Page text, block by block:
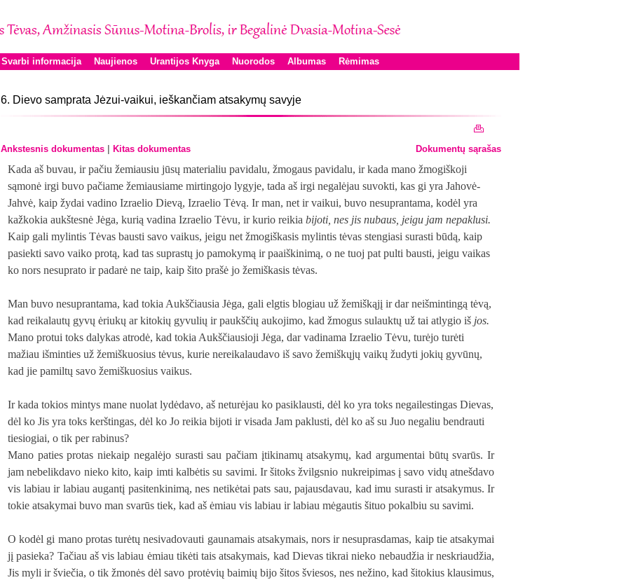
Svarbi informacija Naujienos Urantijos Knyga Nuorodos Albumas Rėmimas
6. Dievo samprata Jėzui-vaikui, ieškančiam atsakymų savyje
Ankstesnis dokumentas | Kitas dokumentas Dokumentų sąrašas
Kada aš buvau, ir pačiu žemiausiu jūsų materialiu pavidalu, žmogaus pavidalu, ir kada mano žmogiškoji
sąmonė irgi buvo pačiame žemiausiame mirtingojo lygyje, tada aš irgi negalėjau suvokti, kas gi yra Jahovė-
Jahvė, kaip žydai vadino Izraelio Dievą, Izraelio Tėvą. Ir man, net ir vaikui, buvo nesuprantama, kodėl yra
kažkokia aukštesnė Jėga, kurią vadina Izraelio Tėvu, ir kurio reikia bijoti, nes jis nubaus, jeigu jam nepaklusi.
Kaip gali mylintis Tėvas bausti savo vaikus, jeigu net žmogiškasis mylintis tėvas stengiasi surasti būdą, kaip
pasiekti savo vaiko protą, kad tas suprastų jo pamokymą ir paaiškinimą, o ne tuoj pat pulti bausti, jeigu vaikas
ko nors nesuprato ir padarė ne taip, kaip šito prašė jo žemiškasis tėvas.
Man buvo nesuprantama, kad tokia Aukščiausia Jėga, gali elgtis blogiau už žemiškąjį ir dar neišmintingą tėvą,
kad reikalautų gyvų ėriukų ar kitokių gyvulių ir paukščių aukojimo, kad žmogus sulauktų už tai atlygio iš jos.
Mano protui toks dalykas atrodė, kad tokia Aukščiausioji Jėga, dar vadinama Izraelio Tėvu, turėjo turėti
mažiau išminties už žemiškuosius tėvus, kurie nereikalaudavo iš savo žemiškųjų vaikų žudyti jokių gyvūnų,
kad jie pamiltų savo žemiškuosius vaikus.
Ir kada tokios mintys mane nuolat lydėdavo, aš neturėjau ko pasiklausti, dėl ko yra toks negailestingas Dievas,
dėl ko Jis yra toks kerštingas, dėl ko Jo reikia bijoti ir visada Jam paklusti, dėl ko aš su Juo negaliu bendrauti
tiesiogiai, o tik per rabinus?
Mano paties protas niekaip negalėjo surasti sau pačiam įtikinamų atsakymų, kad argumentai būtų svarūs. Ir
jam nebelikdavo nieko kito, kaip imti kalbėtis su savimi. Ir šitoks žvilgsnio nukreipimas į savo vidų atnešdavo
vis labiau ir labiau augantį pasitenkinimą, nes netikėtai pats sau, pajausdavau, kad imu surasti ir atsakymus. Ir
tokie atsakymai buvo man svarūs tiek, kad aš ėmiau vis labiau ir labiau mėgautis šituo pokalbiu su savimi.
O kodėl gi mano protas turėtų nesivadovauti gaunamais atsakymais, nors ir nesuprasdamas, kaip tie atsakymai
jį pasieka? Tačiau aš vis labiau ėmiau tikėti tais atsakymais, kad Dievas tikrai nieko nebaudžia ir neskriaudžia,
Jis myli ir šviečia, o tik žmonės dėl savo protėvių baimių bijo šitos šviesos, nes nežino, kad šitokius klausimus,